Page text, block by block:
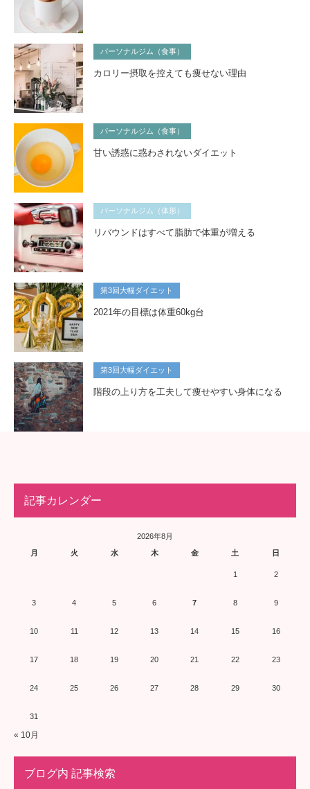
パーソナルジム（食事）
カロリー摂取を控えても痩せない理由
パーソナルジム（食事）
甘い誘惑に惑わされないダイエット
パーソナルジム（体形）
リバウンドはすべて脂肪で体重が増える
第3回大幅ダイエット
2021年の目標は体重60kg台
第3回大幅ダイエット
階段の上り方を工夫して痩せやすい身体になる
記事カレンダー
2026年8月
月
火 水 木 金 土 日
1 2
3 4 5 6 7 8 9
10 11 12 13 14 15 16
17 18 19 20 21 22 23
24 25 26 27 28 29 30
31
« 10月
ブログ内 記事検索